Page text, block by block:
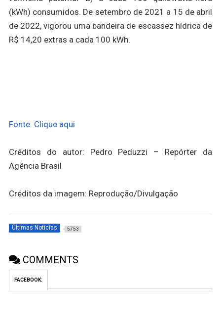
(kWh) consumidos. De setembro de 2021 a 15 de abril
de 2022, vigorou uma bandeira de escassez hídrica de
R$ 14,20 extras a cada 100 kWh.
Fonte: Clique aqui
Créditos do autor: Pedro Peduzzi – Repórter da
Agência Brasil
Créditos da imagem: Reprodução/Divulgação
Últimas Notícias 5753
COMMENTS
FACEBOOK: